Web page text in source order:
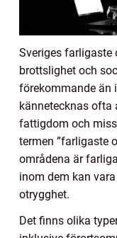
Sveriges farligaste
brottslighet och
förekommande än
kännetecknas ofta
fattigdom och
termen ”farligaste
områdena är
inom dem kan
otrygghet.
Det finns olika